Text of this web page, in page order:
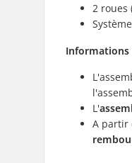
2 roues
L'
A partir